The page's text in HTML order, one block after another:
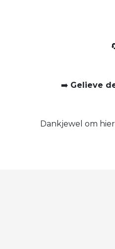
➡️ Gelieve
Dankjewel om